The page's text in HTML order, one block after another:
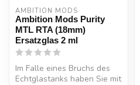
AMBITION MODS
Ambition Mods Purity
MTL RTA (18mm)
Ersatzglas 2 ml
Im Falle eines Bruchs des
Echtglastanks haben Sie mit